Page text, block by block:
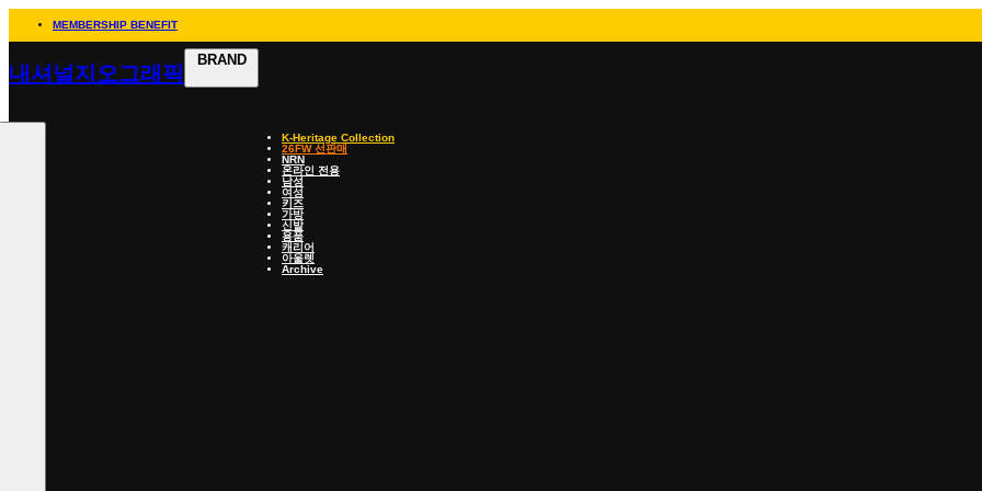
MEMBERSHIP BENEFIT
내셔널지오그래픽
BRAND
K-Heritage Collection
26FW 선판매
NRN
온라인 전용
남성
여성
키즈
가방
신발
용품
캐리어
아울렛
Archive